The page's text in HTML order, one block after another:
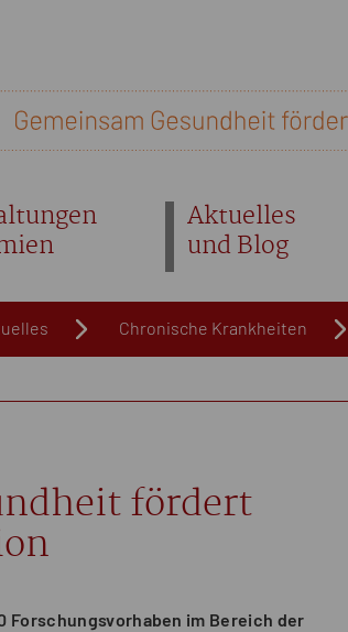
Aktuelles
und Blog
Chronische Krankheiten
fördert
Forschungsvorhaben im Bereich der